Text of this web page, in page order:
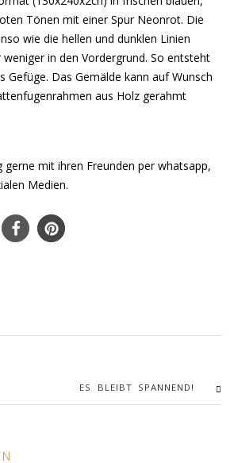
Tönen mit einer Spur Neonrot. Die
wie die hellen und dunklen Linien
in den Vordergrund. So entsteht
Gefüge. Das Gemälde kann auf Wunsch
aus Holz gerahmt
gerne mit ihren Freunden per whatsapp,
Medien.
ES BLEIBT SPANNEND!